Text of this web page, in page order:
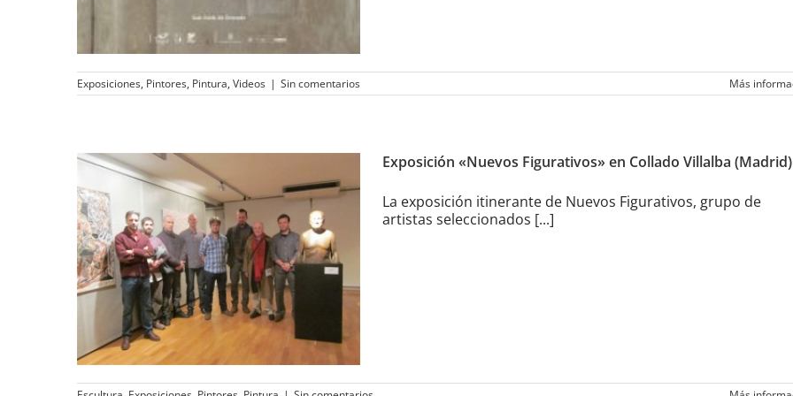
Exposiciones, Pintores, Pintura, Videos | Sin comentarios Más
Exposición «Nuevos
Figurativos» en Collado
Villalba (Madrid)
Exposición «Nuevos Figurativos» en Collado Villalba (Madrid)
La exposición itinerante de Nuevos Figurativos, grupo de
artistas seleccionados [...]